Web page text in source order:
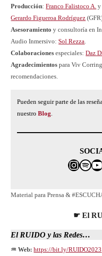
Producción:Franco Falistoco A.
Gerardo Figueroa Rodríguez
Asesoramiento y consultoría en
Audio Inmersivo:Sol Rezza.
Colaboraciones especiales:Daz
Agradecimientos para Viv
recomendaciones.
Pueden seguir parte de las
nuestroBlog
Material para Prensa &
☛ El
El RUIDO y las Redes…
♒ Web: https://bit.ly/RUIDO2023